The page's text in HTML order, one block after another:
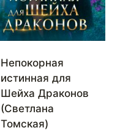
Непокорная
истинная для
Шейха Драконов
(Светлана
Томская)